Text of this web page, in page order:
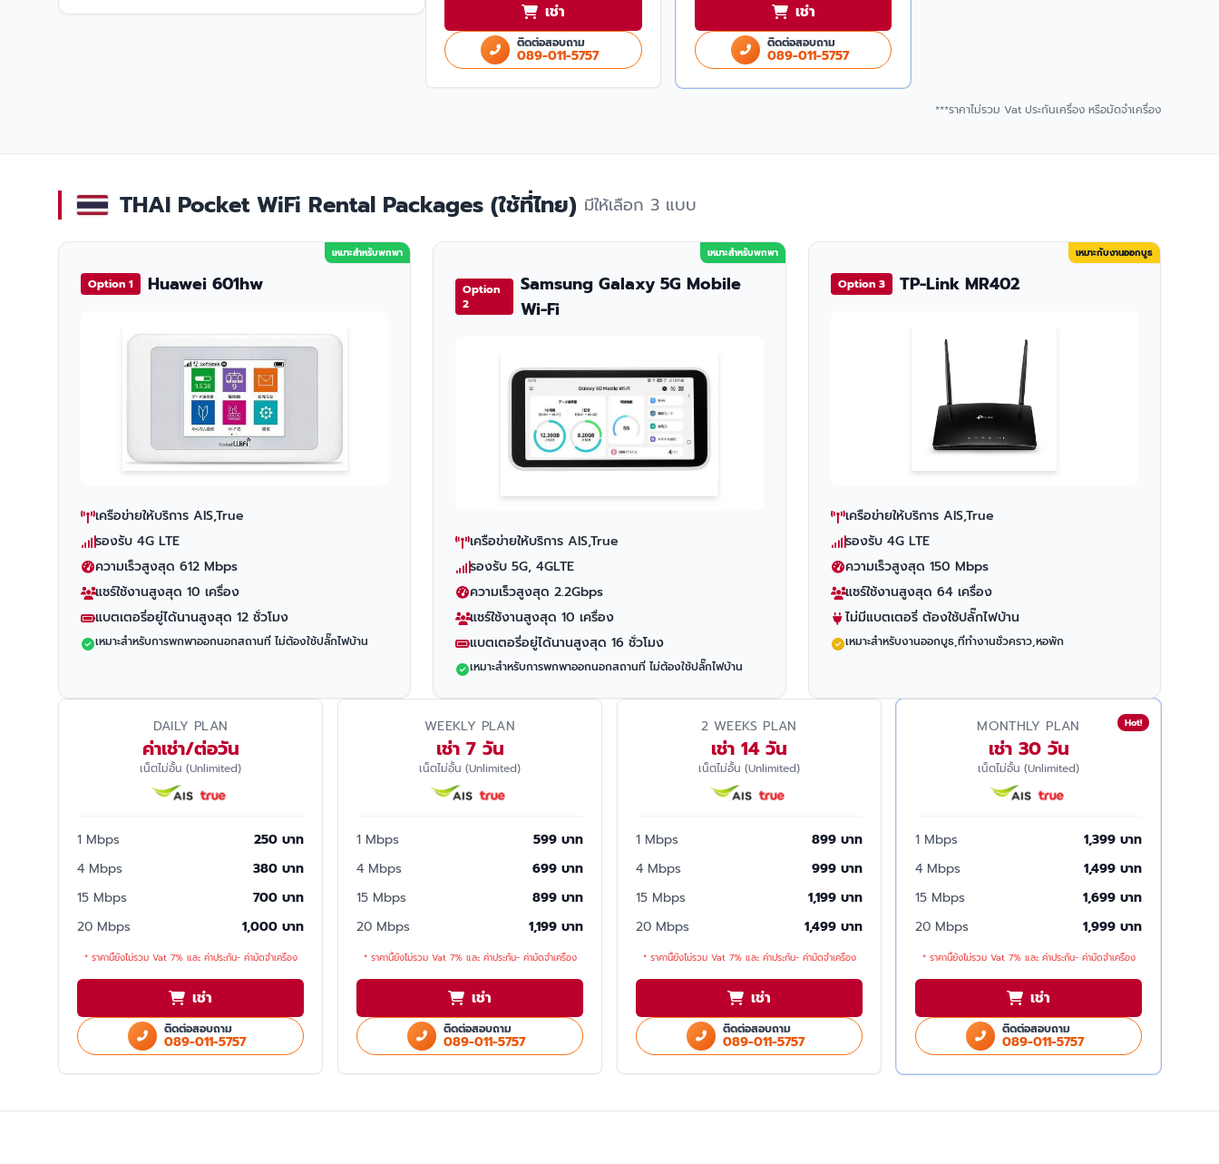
เช่า
ติดต่อสอบถาม
089-011-5757
เช่า
ติดต่อสอบถาม
089-011-5757
***ราคาไม่รวม Vat ประกันเครื่อง หรือมัดจำเครื่อง
THAI Pocket WiFi Rental Packages (ใช้ที่ไทย) มีให้เลือก 3 แบบ
เหมาะสำหรับพกพา
Option 1 Huawei 601hw
เครือข่ายให้บริการ AIS,True
รองรับ 4G LTE
ความเร็วสูงสุด 612 Mbps
แชร์ใช้งานสูงสุด 10 เครื่อง
แบตเตอรี่อยู่ได้นานสูงสุด 12 ชั่วโมง
เหมาะสำหรับการพกพาออกนอกสถานที่ ไม่ต้องใช้ปลั๊กไฟบ้าน
เหมาะสำหรับพกพา
Option
2
Samsung Galaxy 5G Mobile
Wi-Fi
เครือข่ายให้บริการ AIS,True
รองรับ 5G, 4GLTE
ความเร็วสูงสุด 2.2Gbps
แชร์ใช้งานสูงสุด 10 เครื่อง
แบตเตอรี่อยู่ได้นานสูงสุด 16 ชั่วโมง
เหมาะสำหรับการพกพาออกนอกสถานที่ ไม่ต้องใช้ปลั๊กไฟบ้าน
เหมาะกับงานออกบูธ
Option 3 TP-Link MR402
เครือข่ายให้บริการ AIS,True
รองรับ 4G LTE
ความเร็วสูงสุด 150 Mbps
แชร์ใช้งานสูงสุด 64 เครื่อง
ไม่มีแบตเตอรี่ ต้องใช้ปลั๊กไฟบ้าน
เหมาะสำหรับงานออกบูธ,ที่ทำงานชั่วคราว,หอพัก
DAILY PLAN
ค่าเช่า/ต่อวัน
เน็ตไม่อั้น (Unlimited)
1 Mbps
250 บาท
4 Mbps
380 บาท
15 Mbps
700 บาท
20 Mbps
1,000 บาท
* ราคานี้ยังไม่รวม Vat 7% และ ค่าประกัน- ค่ามัดจำเครื่อง
เช่า
ติดต่อสอบถาม
089-011-5757
WEEKLY PLAN
เช่า 7 วัน
เน็ตไม่อั้น (Unlimited)
1 Mbps
599 บาท
4 Mbps
699 บาท
15 Mbps
899 บาท
20 Mbps
1,199 บาท
* ราคานี้ยังไม่รวม Vat 7% และ ค่าประกัน- ค่ามัดจำเครื่อง
เช่า
ติดต่อสอบถาม
089-011-5757
2 WEEKS PLAN
เช่า 14 วัน
เน็ตไม่อั้น (Unlimited)
1 Mbps
899 บาท
4 Mbps
999 บาท
15 Mbps
1,199 บาท
20 Mbps
1,499 บาท
* ราคานี้ยังไม่รวม Vat 7% และ ค่าประกัน- ค่ามัดจำเครื่อง
เช่า
ติดต่อสอบถาม
089-011-5757
Hot!
MONTHLY PLAN
เช่า 30 วัน
เน็ตไม่อั้น (Unlimited)
1 Mbps
1,399 บาท
4 Mbps
1,499 บาท
15 Mbps
1,699 บาท
20 Mbps
1,999 บาท
* ราคานี้ยังไม่รวม Vat 7% และ ค่าประกัน- ค่ามัดจำเครื่อง
เช่า
ติดต่อสอบถาม
089-011-5757